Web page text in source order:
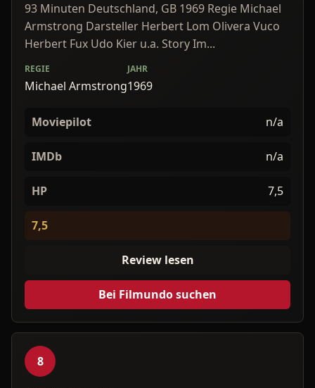
93 Minuten Deutschland, GB 1969 Regie Michael
Armstrong Darsteller Herbert Lom Olivera Vuco
Herbert Fux Udo Kier u.a. Story Im...
REGIE
Michael Armstrong
JAHR
1969
Moviepilot n/a
IMDb n/a
HP 7,5
7,5
Review lesen
Bei Filmundo suchen
8